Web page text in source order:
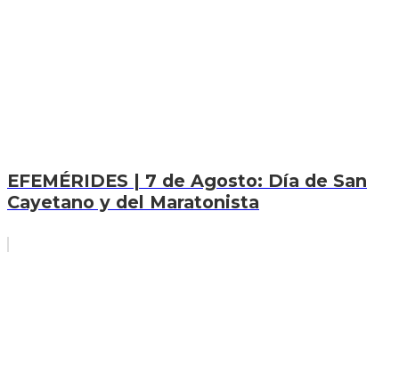
EFEMÉRIDES | 7 de Agosto: Día de San
Cayetano y del Maratonista